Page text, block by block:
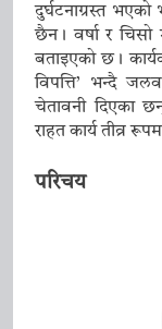
दुर्घटनाग्रस्त
छैन। वर्षा र
बताइएको छ।
विपत्ति’ भन्दै
चेतावनी दिएका
राहत कार्य तीव्र
परिचय